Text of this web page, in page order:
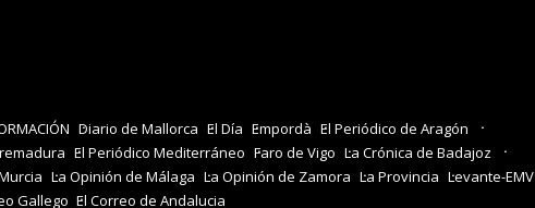
Diario de Mallorca El Día Empordà El Periódico de Aragón
El Periódico Mediterráneo Faro de Vigo La Crónica de Badajoz
La Opinión de Málaga La Opinión de Zamora La Provincia Levante-EMV
Gallego El Correo de Andalucia